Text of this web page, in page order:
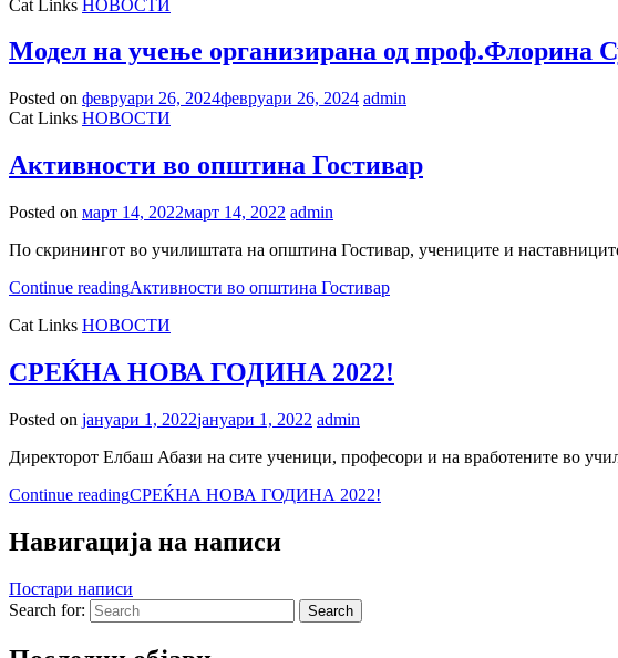
Cat Links НОВОСТИ
Модел на учење организирана од проф.Флорина
Posted on февруари 26, 2024февруари 26, 2024 admin
Cat Links НОВОСТИ
Активности во општина Гостивар
Posted on март 14, 2022март 14, 2022 admin
По скринингот во училиштата на општина Гостивар, учениците и
Continue readingАктивности во општина Гостивар
Cat Links НОВОСТИ
СРЕЌНА НОВА ГОДИНА 2022!
Posted on јануари 1, 2022јануари 1, 2022 admin
Директорот Елбаш Абази на сите ученици, професори и на вработените во
Continue readingСРЕЌНА НОВА ГОДИНА 2022!
Навигација на написи
Постари написи
Search for:
Search